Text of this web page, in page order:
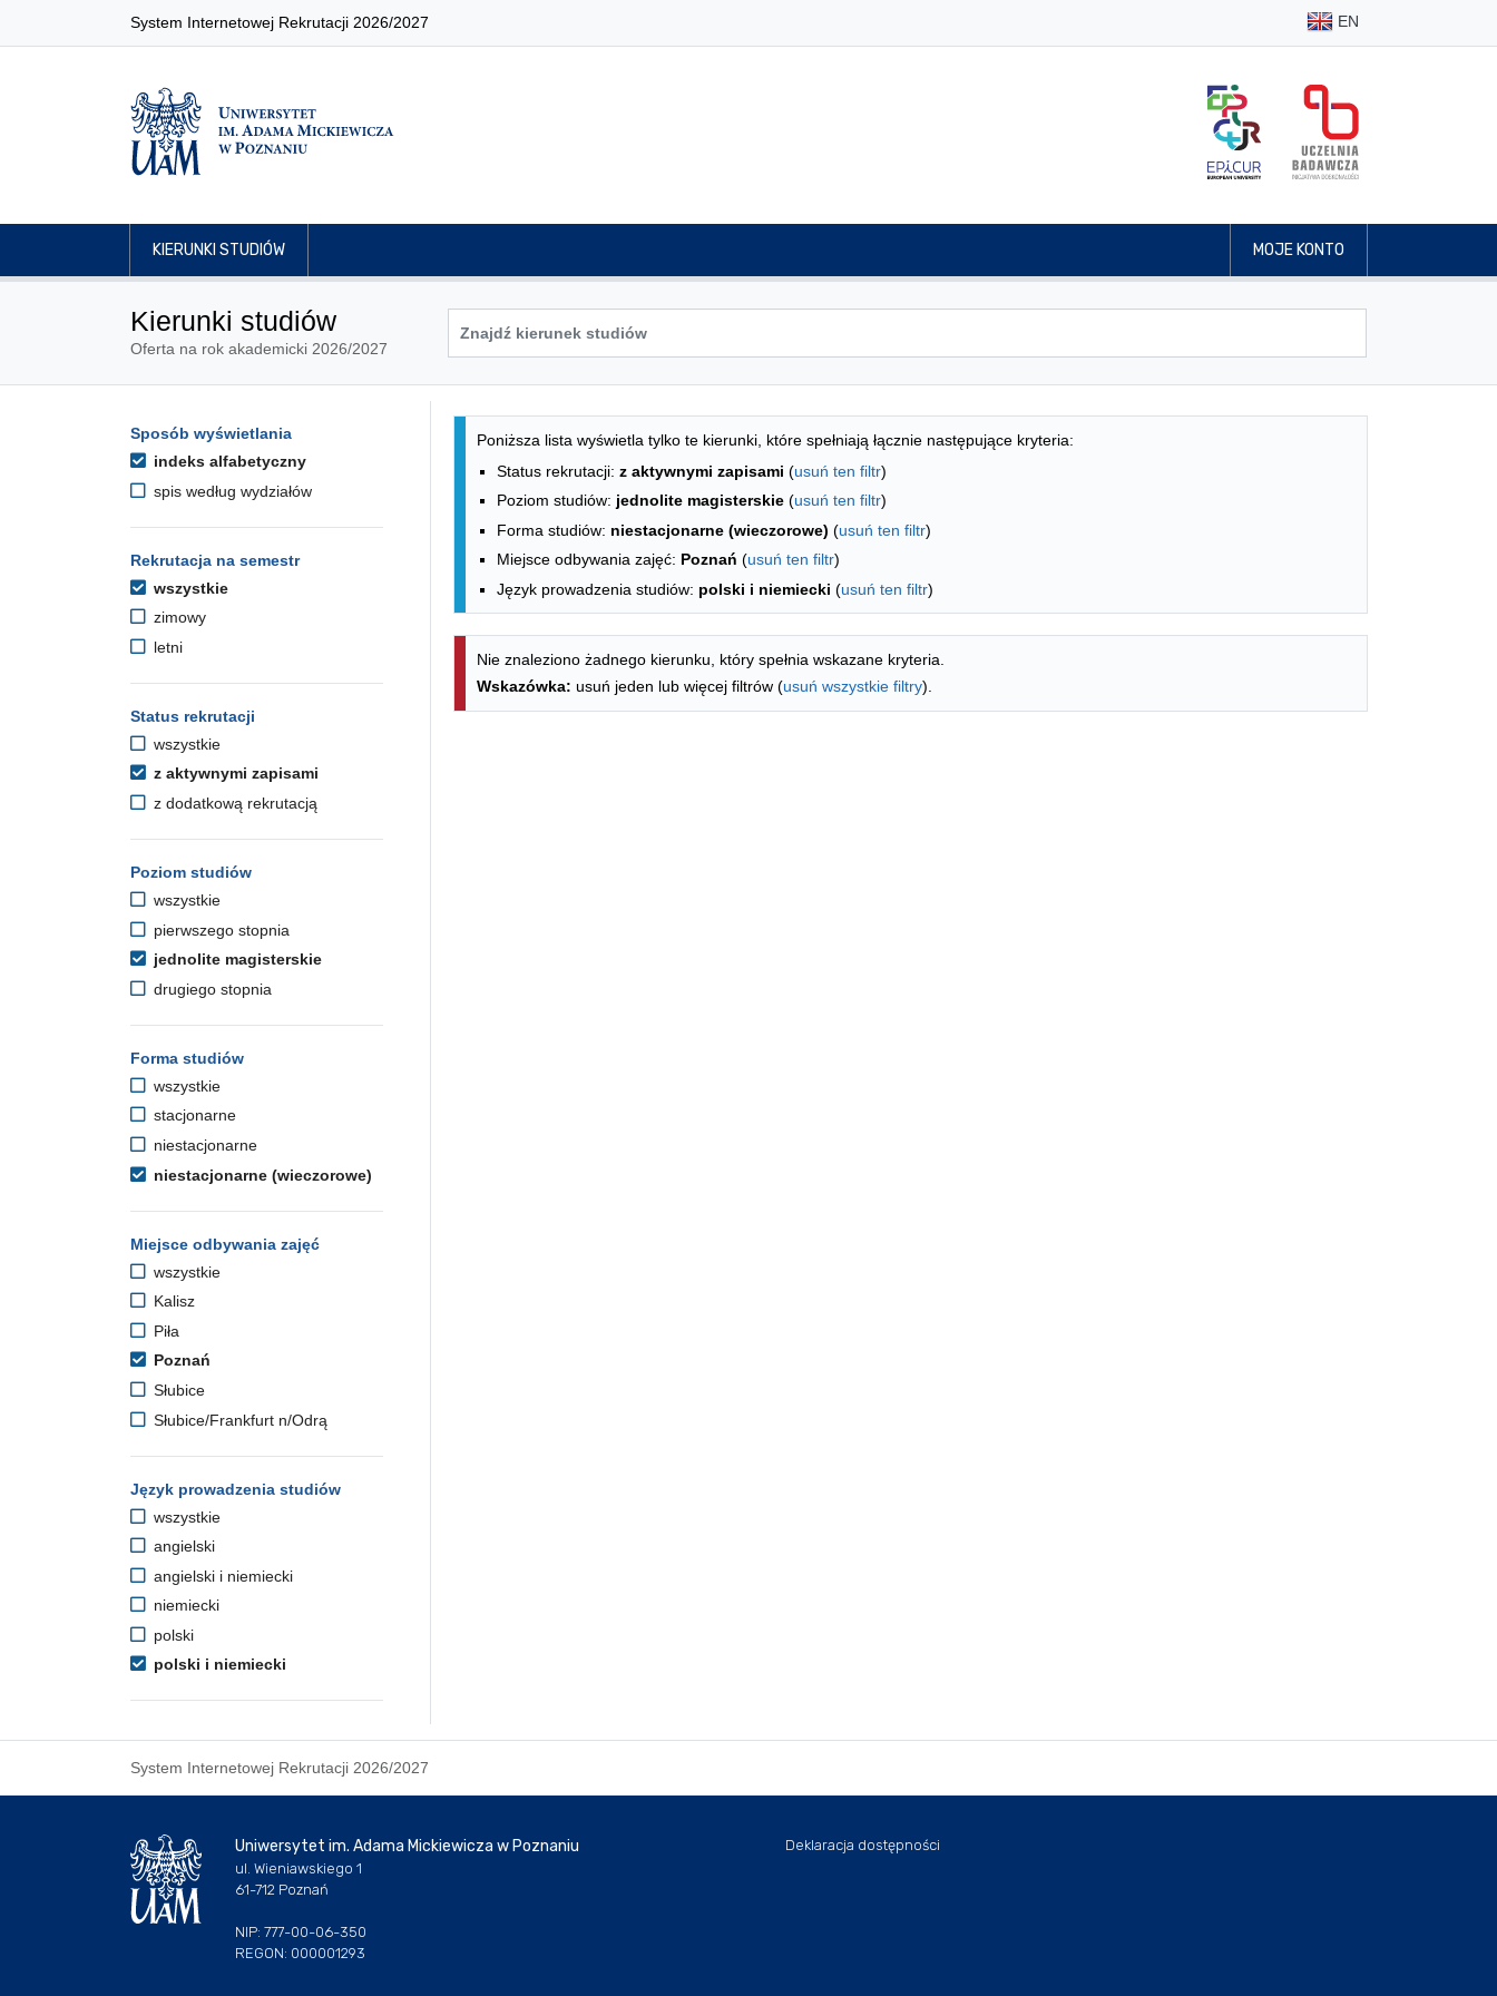
System Internetowej Rekrutacji 2026/2027 EN
KIERUNKI STUDIÓW MOJE KONTO
Kierunki studiów
Oferta na rok akademicki 2026/2027
Opcje filtrowania kierunków studiów
Przejdź do listy kierunków
Sposób wyświetlania
indeks alfabetyczny
spis według wydziałów
Rekrutacja na semestr
wszystkie
zimowy
letni
Status rekrutacji
wszystkie
z aktywnymi zapisami
z dodatkową rekrutacją
Poziom studiów
wszystkie
pierwszego stopnia
jednolite magisterskie
drugiego stopnia
Forma studiów
wszystkie
stacjonarne
niestacjonarne
niestacjonarne (wieczorowe)
Miejsce odbywania zajęć
wszystkie
Kalisz
Piła
Poznań
Słubice
Słubice/Frankfurt n/Odrą
Język prowadzenia studiów
wszystkie
angielski
angielski i niemiecki
niemiecki
polski
polski i niemiecki
Lista kierunków - indeks alfabetyczny
Poniższa lista wyświetla tylko te kierunki, które spełniają łącznie następujące kryteria:
Status rekrutacji: z aktywnymi zapisami (usuń ten filtr)
Poziom studiów: jednolite magisterskie (usuń ten filtr)
Forma studiów: niestacjonarne (wieczorowe) (usuń ten filtr)
Miejsce odbywania zajęć: Poznań (usuń ten filtr)
Język prowadzenia studiów: polski i niemiecki (usuń ten filtr)
Nie znaleziono żadnego kierunku, który spełnia wskazane kryteria.
Wskazówka: usuń jeden lub więcej filtrów (usuń wszystkie filtry).
System Internetowej Rekrutacji 2026/2027
Uniwersytet im. Adama Mickiewicza w Poznaniu
ul. Wieniawskiego 1
61-712 Poznań
NIP: 777-00-06-350
REGON: 000001293
Deklaracja dostępności